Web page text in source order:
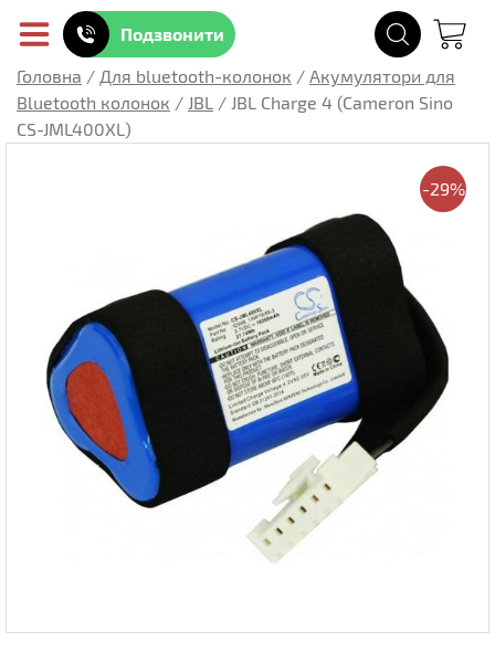
Подзвонити
Головна / Для bluetooth-колонок / Акумулятори для
Bluetooth колонок / JBL / JBL Charge 4 (Cameron Sino
CS-JML400XL)
-29%